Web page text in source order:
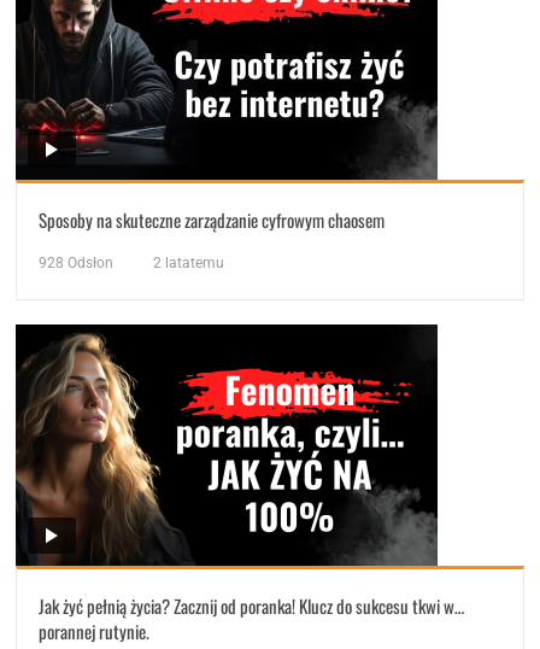
Sposoby na skuteczne zarządzanie cyfrowym chaosem
928 Odsłon 2 latatemu
Jak żyć pełnią życia? Zacznij od poranka! Klucz do sukcesu tkwi w…
porannej rutynie.